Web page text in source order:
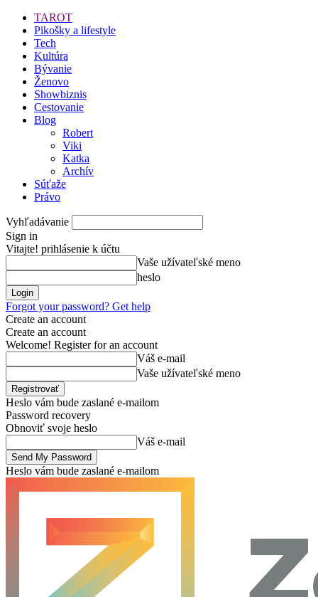
TAROT
Pikošky a lifestyle
Tech
Kultúra
Bývanie
Ženovo
Showbiznis
Cestovanie
Blog
Robert
Viki
Katka
Archív
Súťaže
Právo
Vyhľadávanie
Sign in
Vitajte! prihlásenie k účtu
Vaše užívateľské meno
heslo
Forgot your password? Get help
Create an account
Create an account
Welcome! Register for an account
Váš e-mail
Vaše užívateľské meno
Heslo vám bude zaslané e-mailom
Password recovery
Obnoviť svoje heslo
Váš e-mail
Heslo vám bude zaslané e-mailom